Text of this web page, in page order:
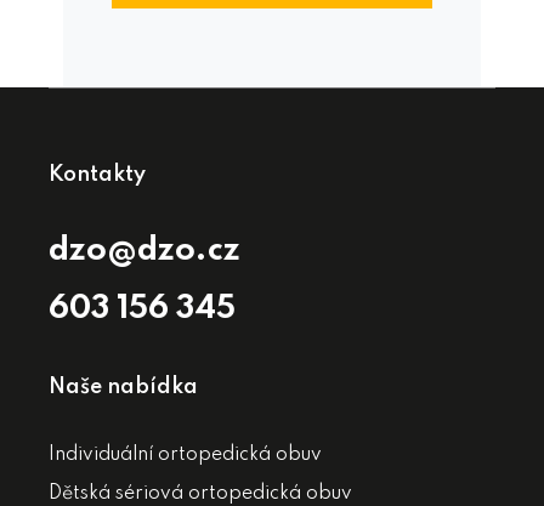
Kontakty
dzo@dzo.cz
603 156 345
Naše nabídka
Individuální ortopedická obuv
Dětská sériová ortopedická obuv